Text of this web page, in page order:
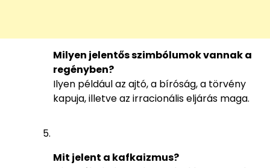
Milyen jelentős szimbólumok vannak a
regényben?
Ilyen például az ajtó, a bíróság, a törvény
kapuja, illetve az irracionális eljárás maga.
Mit jelent a kafkaizmus?